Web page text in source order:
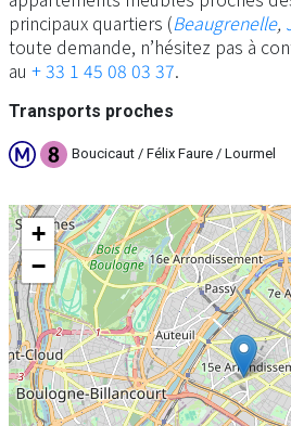
principaux quartiers (Beaugrenelle,
toute demande, n’hésitez pas à
au + 33 1 45 08 03 37.
Transports proches
Boucicaut / Félix Faure / Lourmel
+
−